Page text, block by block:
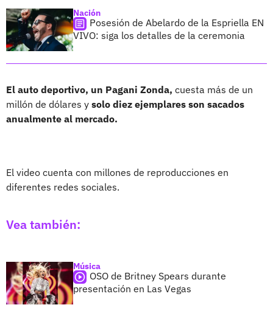
Nación
Posesión de Abelardo de la Espriella EN
VIVO: siga los detalles de la ceremonia
El auto deportivo, un Pagani Zonda, cuesta más de un
millón de dólares y solo diez ejemplares son sacados
anualmente al mercado.
El video cuenta con millones de reproducciones en
diferentes redes sociales.
Vea también:
Música
OSO de Britney Spears durante
presentación en Las Vegas